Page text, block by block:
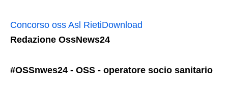
Concorso oss Asl RietiDownload
Redazione OssNews24
#OSSnwes24 - OSS - operatore socio sanitario